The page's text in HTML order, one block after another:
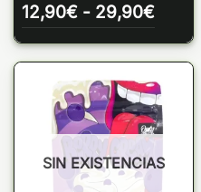
12,90€ - 29,90€Rango
de
desde
12,90€
hasta
SIN EXISTENCIAS